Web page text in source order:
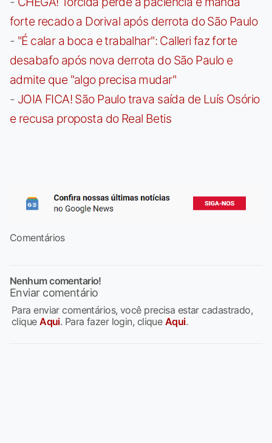
forte recado a Dorival após derrota do São Paulo
- "É calar a boca e trabalhar": Calleri faz forte
desabafo após nova derrota do São Paulo e
admite que "algo precisa mudar"
- JOIA FICA! São Paulo trava saída de Luís Osório
e recusa proposta do Real Betis
Comentários
Nenhum comentario!
Enviar comentário
Para enviar comentários, você precisa estar cadastrado,
cliqueAqui. Para fazer login, clique Aqui.